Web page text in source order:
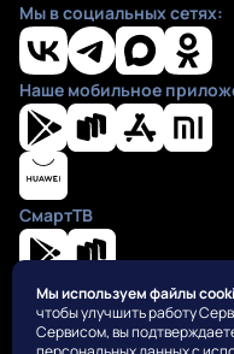
Мы используем файлы
чтобы улучшить работу
Сервисом, вы
Мы в социальных сетях:
Наше мобильное
СмартТВ
Положения
Пользовательское